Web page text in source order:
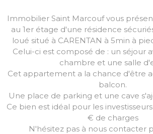
Immobilier Saint Marcouf vous
au 1er étage d'une résidence
loué situé à CARENTAN à 5min à
Celui-ci est composé de : un séjour
chambre et une salle
Cet appartement a la chance d'être
balcon.
Une place de parking et une cave
Ce bien est idéal pour les
€ de charges
N'hésitez pas à nous contacter